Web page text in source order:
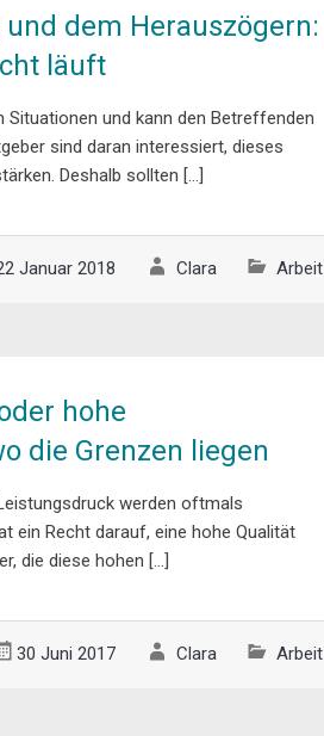
dem Herauszögern:
läuft
und kann den Betreffenden
sind daran interessiert, dieses
Deshalb sollten […]
Januar 2018 Clara Arbeit
hohe
die Grenzen liegen
werden oftmals
ein Recht darauf, eine hohe Qualität
die diese hohen […]
30 Juni 2017 Clara Arbeit